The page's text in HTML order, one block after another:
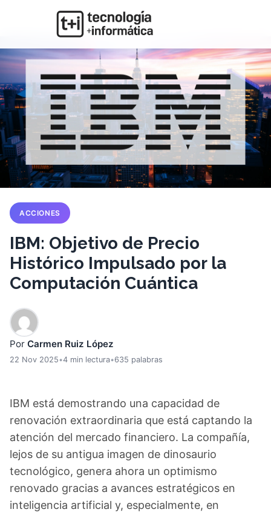
ACCIONES
IBM: Objetivo de Precio
Histórico Impulsado por la
Computación Cuántica
Por Carmen Ruiz López
22 Nov 2025•4 min lectura•635 palabras
IBM está demostrando una capacidad de
renovación extraordinaria que está captando la
atención del mercado financiero. La compañía,
lejos de su antigua imagen de dinosaurio
tecnológico, genera ahora un optimismo
renovado gracias a avances estratégicos en
inteligencia artificial y, especialmente, en